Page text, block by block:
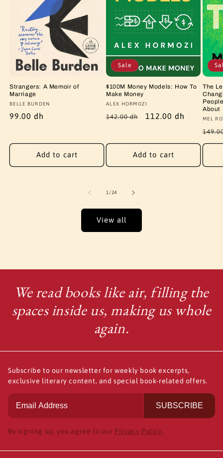
Strangers: A Memoir of
Marriage
Vendor:
BELLE BURDEN
Regular
99.00 dh
Add to cart
Sale
$100M Money Models: How To
Make Money
Vendor:
ALEX HORMOZI
Regular
142.00 dh
Sale
112.00 dh
Add to cart
The
About
MEL
price
1/of
24
View all
We read books like air, filling the
spaces inside us, making us whole
again.
Subscribe to our newsletter for weekly book excerpts,
exclusive literary content, and special book-related offers.
SUBSCRIBE
By signing up, you agree to our Privacy Policy.